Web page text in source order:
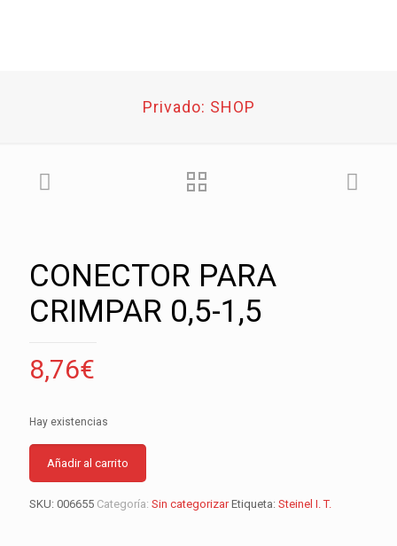
Privado: SHOP
CONECTOR PARA
CRIMPAR 0,5-1,5
8,76€
Hay existencias
Añadir al carrito
SKU: 006655 Categoría: Sin categorizar Etiqueta: Steinel I. T.